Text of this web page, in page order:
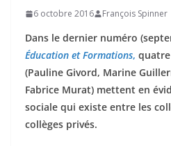
6 octobre 2016 François Spinner
Dans le dernier numéro
Éducation et Formations,
(Pauline Givord, Marine
Fabrice Murat) mettent en
sociale qui existe entre les
collèges privés.